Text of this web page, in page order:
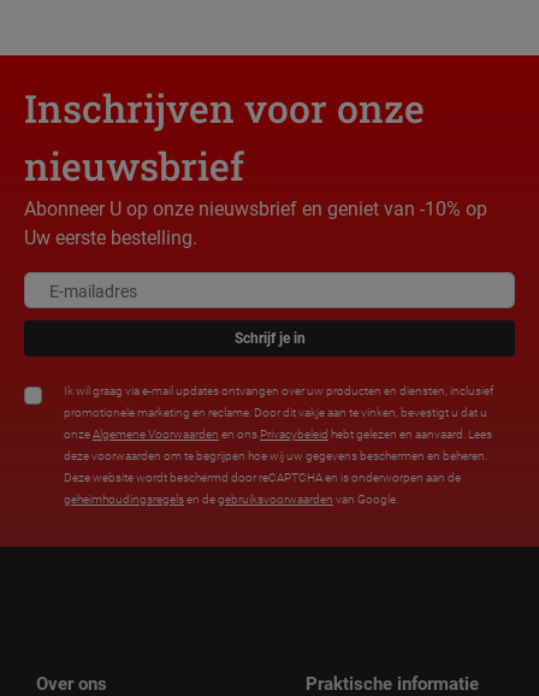
Inschrijven voor onze
nieuwsbrief
Abonneer U op onze nieuwsbrief en geniet van -10% op
Uw eerste bestelling.
Schrijf je in
Ik wil graag via e-mail updates ontvangen over uw producten en diensten, inclusief
promotionele marketing en reclame. Door dit vakje aan te vinken, bevestigt u dat u
onzeAlgemene Voorwaarden en ons Privacybeleid hebt gelezen en aanvaard. Lees
deze voorwaarden om te begrijpen hoe wij uw gegevens beschermen en beheren.
Deze website wordt beschermd door reCAPTCHA en is onderworpen aan de
geheimhoudingsregelsen degebruiksvoorwaarden van Google.
Over ons Praktische informatie